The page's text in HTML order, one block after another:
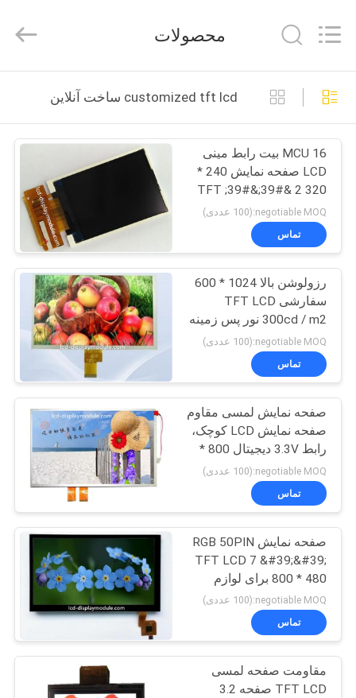
خانه
محصولات
فیلم
های
دربارهی
کارخانه
کنترل
کیفیت
تماس
اخبار
درخواست
نقل قول
Tree
Technology.
Reserved.
محصولات
customized tft lcd ساخت آنلاین
MCU 16 بیت رابط مینی
LCD صفحه نمایش 240 *
320 2 &#39;&#39; TFT
LCD سفارشی
negotiable MOQ:(100 عددی)
تماس
رزولوشن بالا 1024 * 600
سفارشی TFT LCD
300cd / m2 نور پس زمینه
سفید روشنایی
negotiable MOQ:(100 عددی)
تماس
صفحه نمایش لمسی مقاوم
صفحه نمایش LCD کوچک،
رابط 3.3V دیجیتال 800 *
480 TFT LCD ماژول
negotiable MOQ:(100 عددی)
تماس
صفحه نمایش RGB 50PIN
TFT LCD 7 &#39;&#39;
800 * 480 برای لوازم
جانبی سیستم چراغ عقب
LED
negotiable MOQ:(100 عددی)
تماس
مقاومت صفحه لمسی
TFT LCD صفحه 3.2